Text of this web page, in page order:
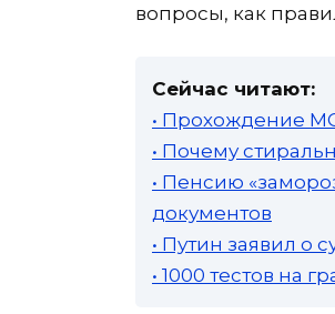
вопросы, как
Сейчас читают:
• Прохождение
• Почему
• Пенсию
документов
• Путин заявил о
• 1000 тестов на